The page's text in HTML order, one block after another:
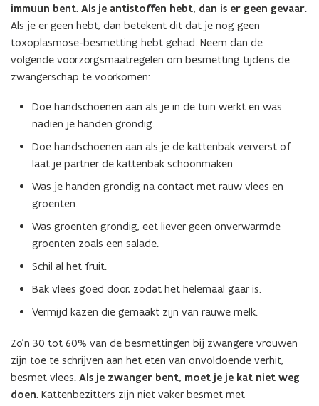
immuun bent. Als je antistoffen hebt, dan is er geen gevaar.
Als je er geen hebt, dan betekent dit dat je nog geen
toxoplasmose-besmetting hebt gehad. Neem dan de
volgende voorzorgsmaatregelen om besmetting tijdens de
zwangerschap te voorkomen:
Doe handschoenen aan als je in de tuin werkt en was
nadien je handen grondig.
Doe handschoenen aan als je de kattenbak ververst of
laat je partner de kattenbak schoonmaken.
Was je handen grondig na contact met rauw vlees en
groenten.
Was groenten grondig, eet liever geen onverwarmde
groenten zoals een salade.
Schil al het fruit.
Bak vlees goed door, zodat het helemaal gaar is.
Vermijd kazen die gemaakt zijn van rauwe melk.
Zo’n 30 tot 60% van de besmettingen bij zwangere vrouwen
zijn toe te schrijven aan het eten van onvoldoende verhit,
besmet vlees. Als je zwanger bent, moet je je kat niet weg
doen. Kattenbezitters zijn niet vaker besmet met